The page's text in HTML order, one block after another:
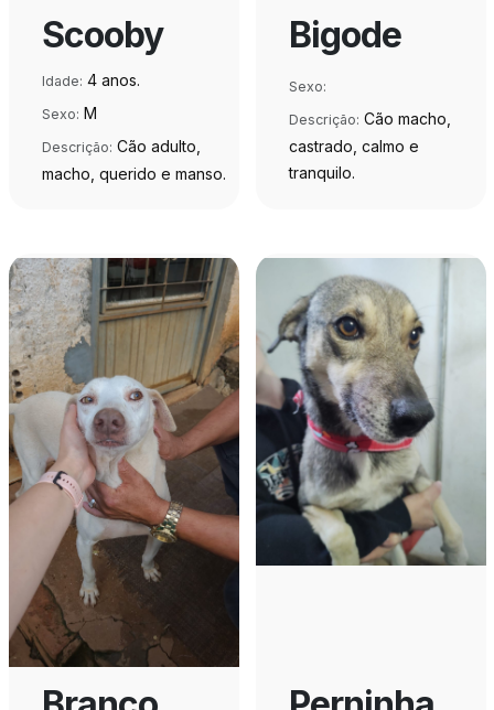
Scooby
Idade: 4 anos.
Sexo: M
Descrição: Cão adulto,
macho, querido e manso.
Bigode
Sexo:
Descrição: Cão macho,
castrado, calmo e
tranquilo.